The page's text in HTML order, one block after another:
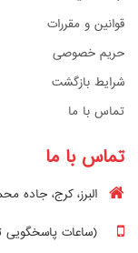
قوانین و مقررات
حریم خصوصی
شرایط بازگشت
تماس با ما
تماس با ما
البرز، کرج، جاده
(ساعات پاسخگویی تلفنی از ۱۰ صبح